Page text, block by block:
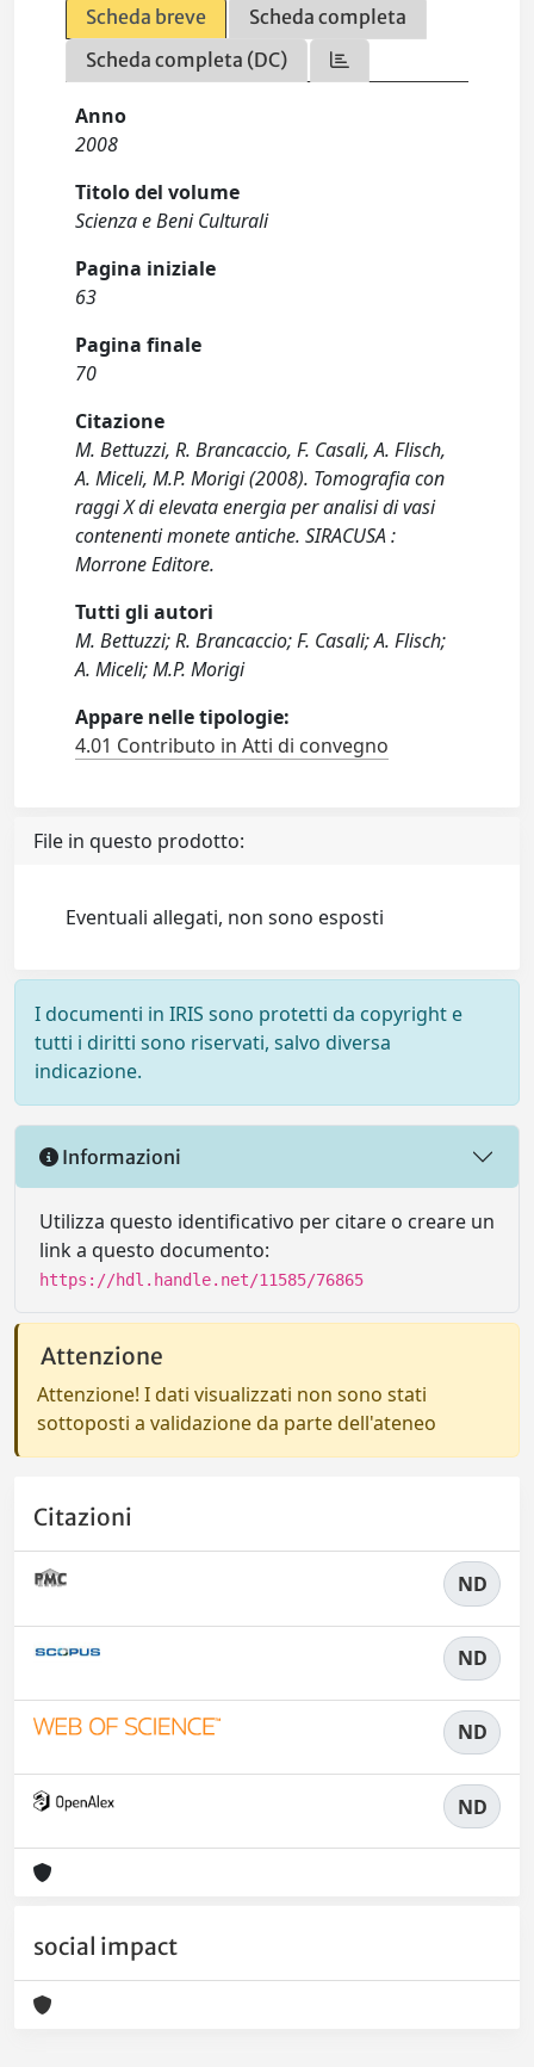
Scheda breve
Scheda completa
Scheda completa (DC)
Anno
2008
Titolo del volume
Scienza e Beni Culturali
Pagina iniziale
63
Pagina finale
70
Citazione
M. Bettuzzi, R. Brancaccio, F. Casali, A. Flisch,
A. Miceli, M.P. Morigi (2008). Tomografia con
raggi X di elevata energia per analisi di vasi
contenenti monete antiche. SIRACUSA :
Morrone Editore.
Tutti gli autori
M. Bettuzzi; R. Brancaccio; F. Casali; A. Flisch;
A. Miceli; M.P. Morigi
Appare nelle tipologie:
4.01 Contributo in Atti di convegno
File in questo prodotto:
Eventuali allegati, non sono esposti
I documenti in IRIS sono protetti da copyright e
tutti i diritti sono riservati, salvo diversa
indicazione.
Informazioni
Utilizza questo identificativo per citare o creare un
link a questo documento:
https://hdl.handle.net/11585/76865
Attenzione
Attenzione! I dati visualizzati non sono stati
sottoposti a validazione da parte dell'ateneo
Citazioni
ND
ND
ND
ND
social impact